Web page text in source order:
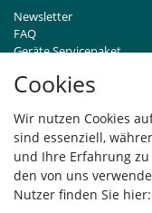
Cookies
Wir nutzen Cookies
sind essenziell,
und Ihre Erfahrung
den von uns
Nutzer finden Sie hier:
Newsletter
FAQ
Geräte Servicepaket
Händleranfragen B2B
Widerrufsrecht
Vertrag widerrufen
Versand